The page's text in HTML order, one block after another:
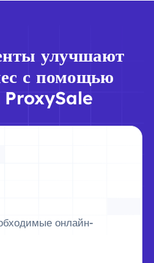
улучшают
с помощью
ProxySale
онлайн-